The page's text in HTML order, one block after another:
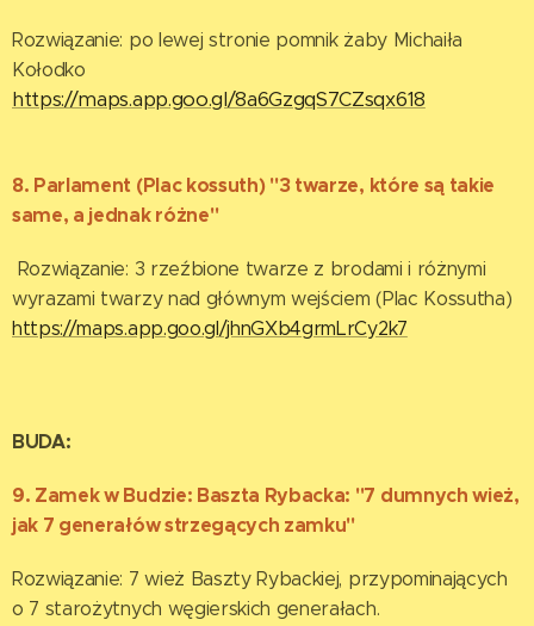
Rozwiązanie: po lewej stronie pomnik żaby Michaiła
Kołodko
https://maps.app.goo.gl/8a6GzgqS7CZsqx618
8. Parlament (Plac kossuth)"3 twarze, które są takie
same, a jednak różne"
Rozwiązanie: 3 rzeźbione twarze z brodami i różnymi
wyrazami twarzy nad głównym wejściem (Plac Kossutha)
https://maps.app.goo.gl/jhnGXb4grmLrCy2k7
BUDA:
9. Zamek w Budzie: Baszta Rybacka: "7 dumnych wież,
jak 7 generałów strzegących zamku"
Rozwiązanie: 7 wież Baszty Rybackiej, przypominających
o 7 starożytnych węgierskich generałach.